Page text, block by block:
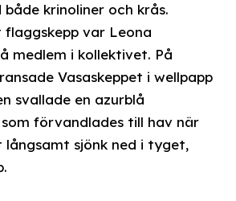
krinoliner och krås.
flaggskepp var Leona
medlem i kollektivet. På
Vasaskeppet i wellpapp
svallade en azurblå
förvandlades till hav när
långsamt sjönk ned i tyget,